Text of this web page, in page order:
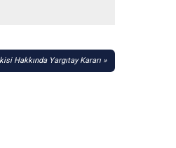
Hakkında Yargıtay Kararı